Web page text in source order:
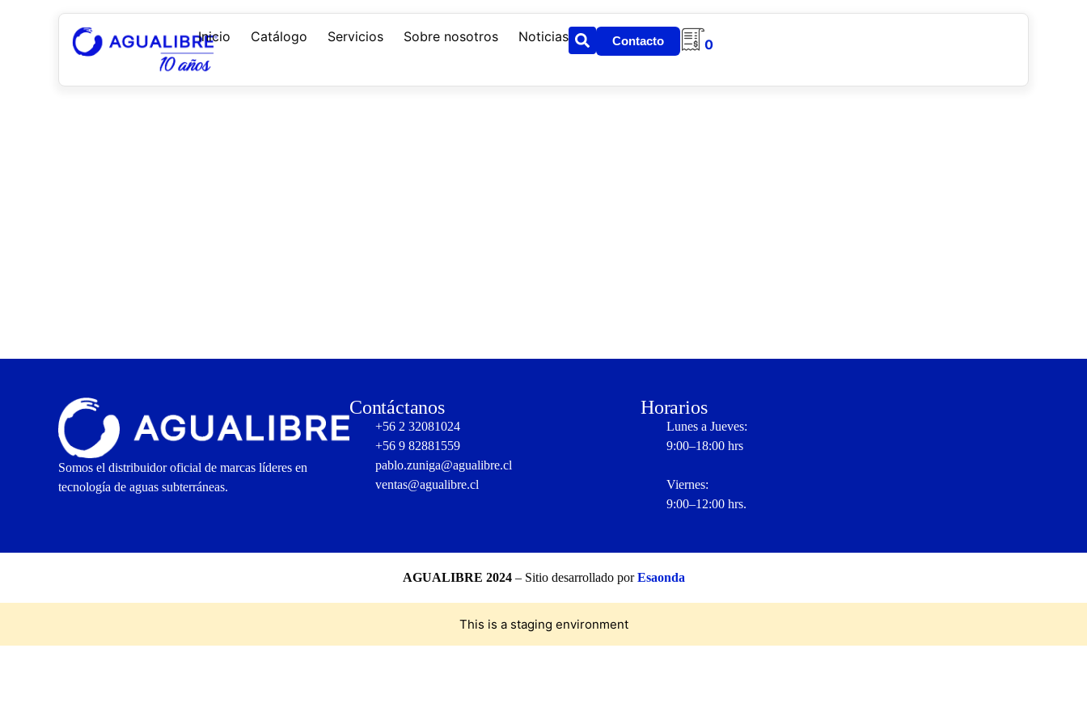
Inicio Catálogo Servicios Sobre nosotros Noticias Contacto 0
Somos el distribuidor oficial de marcas líderes en
tecnología de aguas subterráneas.
Contáctanos
+56 2 32081024
+56 9 82881559
pablo.zuniga@agualibre.cl
ventas@agualibre.cl
Horarios
Lunes a Jueves:
9:00–18:00 hrs
Viernes:
9:00–12:00 hrs.
AGUALIBRE 2024– Sitio desarrollado porEsaonda
This is a staging environment